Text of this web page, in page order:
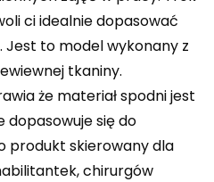
ci idealnie dopasować
Jest to model wykonany z
tkaniny.
że materiał spodni jest
dopasowuje się do
produkt skierowany dla
chirurgów